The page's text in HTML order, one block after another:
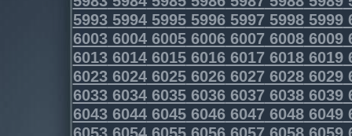
5993599459955996599759985999
6003600460056006600760086009
6013601460156016601760186019
6023602460256026602760286029
6033603460356036603760386039
6043604460456046604760486049